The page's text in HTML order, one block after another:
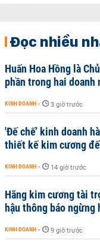
Đọc nhiều
Huấn Hoa Hồng là
phần trong hai doanh
KINH DOANH - 3 giờ trước
'Đế chế’ kinh doanh
thiết kế kim cương
KINH DOANH - 14 giờ trước
Hãng kim cương tài
hậu thông báo ngừng
KINH DOANH - 9 giờ trước